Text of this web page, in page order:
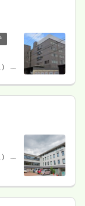
徒
徒